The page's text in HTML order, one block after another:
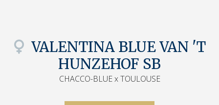
VALENTINA BLUE VAN 'T
HUNZEHOF SB
CHACCO-BLUE x TOULOUSE